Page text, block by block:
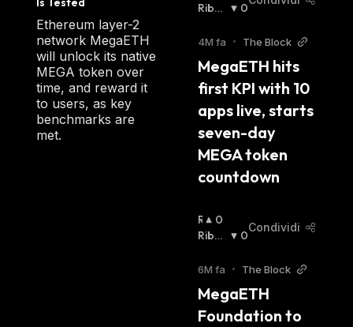
Ethereum layer-2
network MegaETH
will unlock its native
MEGA token over
time, and reward it
to users, as key
benchmarks are
met.
I
L
I
S
A
:
Ribas
0
4M fa • The Block
MegaETH hits
first KPI with 10
apps live, starts
seven-day
MEGA token
countdown
R
I
L
I
S
0
Ribas
0
Condividi
6M fa • The Block
MegaETH
Foundation to